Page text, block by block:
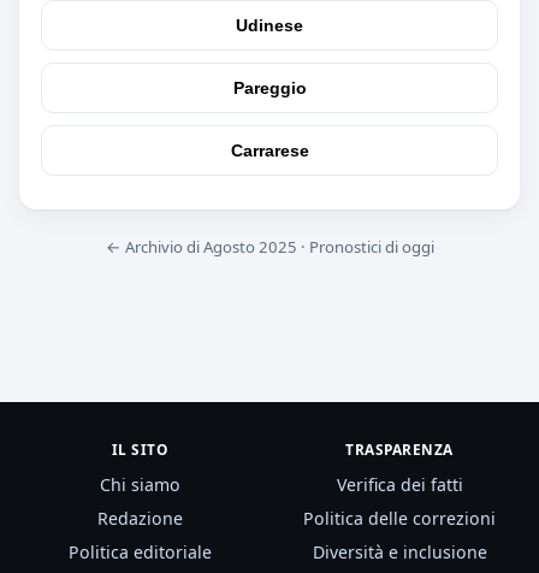
Udinese
Pareggio
Carrarese
← Archivio di Agosto 2025 · Pronostici di oggi
IL SITO
Chi siamo
Redazione
Politica editoriale
TRASPARENZA
Verifica dei fatti
Politica delle correzioni
Diversità e inclusione